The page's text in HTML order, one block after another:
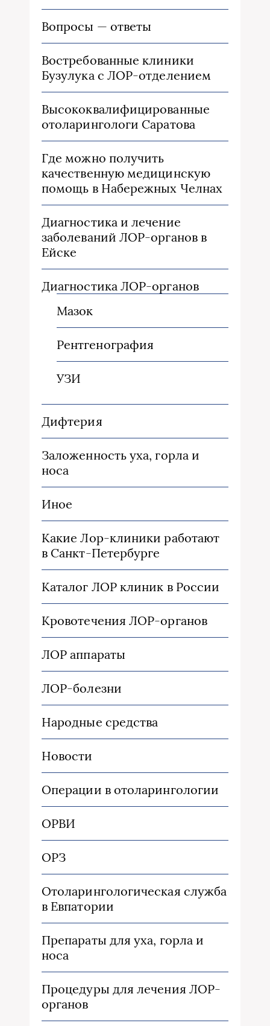
Вопросы — ответы
Востребованные клиники
Бузулука с ЛОР-отделением
Высококвалифицированные
отоларингологи Саратова
Где можно получить
качественную медицинскую
помощь в Набережных Челнах
Диагностика и лечение
заболеваний ЛОР-органов в
Ейске
Диагностика ЛОР-органов
Мазок
Рентгенография
УЗИ
Дифтерия
Заложенность уха, горла и
носа
Иное
Какие Лор-клиники работают
в Санкт-Петербурге
Каталог ЛОР клиник в России
Кровотечения ЛОР-органов
ЛОР аппараты
ЛОР-болезни
Народные средства
Новости
Операции в отоларингологии
ОРВИ
ОРЗ
Отоларингологическая служба
в Евпатории
Препараты для уха, горла и
носа
Процедуры для лечения ЛОР-
органов